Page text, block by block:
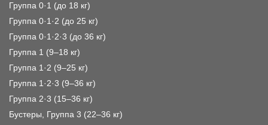
Группа 0·1 (до 18 кг)
Группа 0·1·2 (до 25 кг)
Группа 0·1·2·3 (до 36 кг)
Группа 1 (9–18 кг)
Группа 1·2 (9–25 кг)
Группа 1·2·3 (9–36 кг)
Группа 2·3 (15–36 кг)
Бустеры, Группа 3 (22–36 кг)